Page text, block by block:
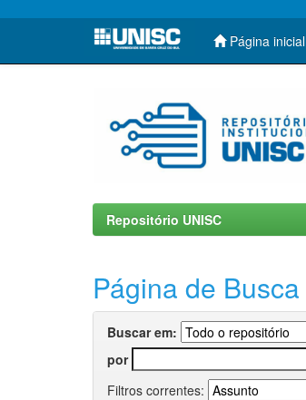
Skip
Página inicial
Repositório UNISC
Página de Busca
Buscar em:
por
Filtros correntes: